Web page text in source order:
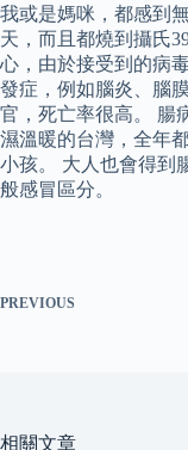
我或是媽咪，都感到
天，而且都燒到攝氏
心，由於接受到的病
發症，例如腦炎、腦
官，死亡率很高。 腸
濕溫暖的台灣，全年
小孩。 大人也會得到
般感冒區分。
PREVIOUS
相關文章